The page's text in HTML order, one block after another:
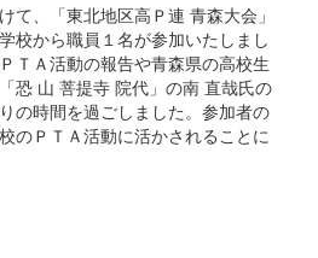
て、「東北地区高Ｐ連 青森大会」
校から職員１名が参加いたしまし
ＴＡ活動の報告や青森県の高校生
恐 山 菩提寺 院代」の南 直哉氏の
の時間を過ごしました。参加者の
のＰＴＡ活動に活かされることに